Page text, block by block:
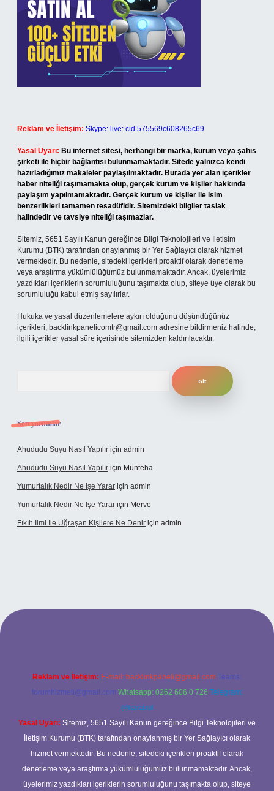
Reklam ve İletişim: Skype: live:.cid.575569c608265c69
Yasal Uyarı: Bu internet sitesi, herhangi bir marka, kurum veya şahıs
şirketi ile hiçbir bağlantısı bulunmamaktadır. Sitede yalnızca kendi
hazırladığımız makaleler paylaşılmaktadır. Burada yer alan içerikler
haber niteliği taşımamakta olup, gerçek kurum ve kişiler hakkında
paylaşım yapılmamaktadır. Gerçek kurum ve kişiler ile isim
benzerlikleri tamamen tesadüfidir. Sitemizdeki bilgiler taslak
halindedir ve tavsiye niteliği taşımazlar.
Sitemiz, 5651 Sayılı Kanun gereğince Bilgi Teknolojileri ve İletişim
Kurumu (BTK) tarafından onaylanmış bir Yer Sağlayıcı olarak hizmet
vermektedir. Bu nedenle, sitedeki içerikleri proaktif olarak denetleme
veya araştırma yükümlülüğümüz bulunmamaktadır. Ancak, üyelerimiz
yazdıkları içeriklerin sorumluluğunu taşımakta olup, siteye üye olarak bu
sorumluluğu kabul etmiş sayılırlar.
Hukuka ve yasal düzenlemelere aykırı olduğunu düşündüğünüz
içerikleri, backlinkpanelicomtr@gmail.com adresine bildirmeniz halinde,
ilgili içerikler yasal süre içerisinde sitemizden kaldırılacaktır.
Son yorumlar
Ahududu Suyu Nasıl Yapılır için admin
Ahududu Suyu Nasıl Yapılır için Münteha
Yumurtalık Nedir Ne Işe Yarar için admin
Yumurtalık Nedir Ne Işe Yarar için Merve
Fıkıh Ilmi Ile Uğraşan Kişilere Ne Denir için admin
Reklam ve İletişim: E-mail: backlinkpaneli@gmail.com Teams:
forumhizmeti@gmail.com Whatsapp: 0262 606 0 726 Telegram:
@karabul
Yasal Uyarı: Sitemiz, 5651 Sayılı Kanun gereğince Bilgi Teknolojileri ve
İletişim Kurumu (BTK) tarafından onaylanmış bir Yer Sağlayıcı olarak
hizmet vermektedir. Bu nedenle, sitedeki içerikleri proaktif olarak
denetleme veya araştırma yükümlülüğümüz bulunmamaktadır. Ancak,
üyelerimiz yazdıkları içeriklerin sorumluluğunu taşımakta olup, siteye